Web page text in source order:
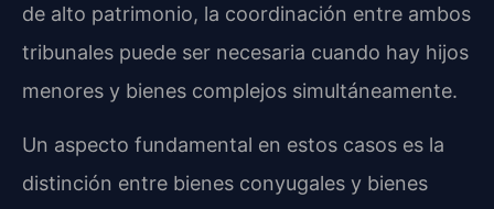
de alto patrimonio, la coordinación entre ambos
tribunales puede ser necesaria cuando hay hijos
menores y bienes complejos simultáneamente.
Un aspecto fundamental en estos casos es la
distinción entre bienes conyugales y bienes